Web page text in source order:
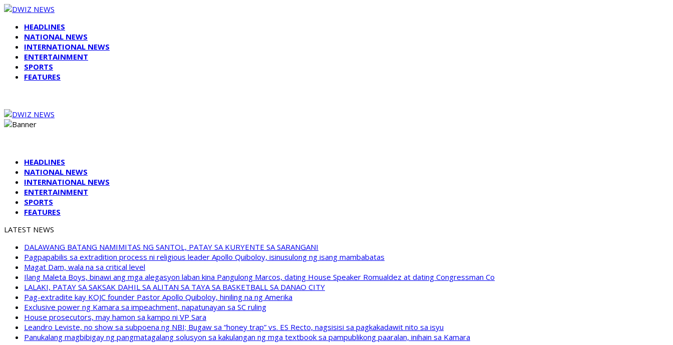
HEADLINES
NATIONAL NEWS
INTERNATIONAL NEWS
ENTERTAINMENT
SPORTS
FEATURES
HEADLINES
NATIONAL NEWS
INTERNATIONAL NEWS
ENTERTAINMENT
SPORTS
FEATURES
LATEST NEWS
DALAWANG BATANG NAMIMITAS NG SANTOL, PATAY SA KURYENTE SA SARANGANI
Pagpapabilis sa extradition process ni religious leader Apollo Quiboloy, isinusulong ng isang mambabatas
Magat Dam, wala na sa critical level
Ilang Maleta Boys, binawi ang mga alegasyon laban kina Pangulong Marcos, dating House Speaker Romualdez at dating Congressman Co
LALAKI, PATAY SA SAKSAK DAHIL SA ALITAN SA TAYA SA BASKETBALL SA DANAO CITY
Pag-extradite kay KOJC founder Pastor Apollo Quiboloy, hiniling na ng Amerika
Exclusive power ng Kamara sa impeachment, napatunayan sa SC ruling
House prosecutors, may hamon sa kampo ni VP Sara
Leandro Leviste, no show sa subpoena ng NBI; Bugaw sa “honey trap” vs. ES Recto, nagsisisi sa pagkakadawit nito sa isyu
Panukalang magbibigay ng pangmatagalang solusyon sa kakulangan ng mga textbook sa pampublikong paaralan, inihain sa Kamara